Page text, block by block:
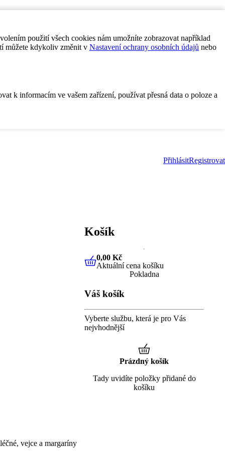
použití všech cookies nám umožníte zobrazovat například
můžete kdykoliv změnit v Nastavení ochrany osobních údajů nebo
k informacím ve vašem zařízení, používat přesná data o poloze a
PřihlásitRegistrovat
vejce a margaríny
Košík
0,00 KčAktuální cena košíku
0,00 Kč
Aktuální cena košíku
Pokladna
Váš košík
Vyberte službu, která je pro Vás
nejvhodnější
Prázdný košík
Tady uvidíte položky přidané do
košíku